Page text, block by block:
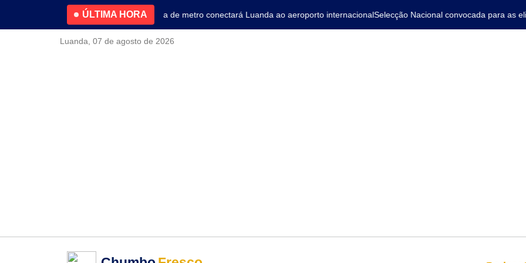
ÚLTIMA HORA
4.2% no primeiro trimestre Nova linha de metro conectará Luanda ao aeroporto internacionalSelecção Nacional convocada para as
Luanda, 07 de agosto de 2026